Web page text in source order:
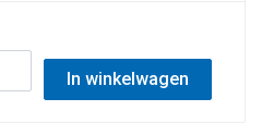
In winkelwagen